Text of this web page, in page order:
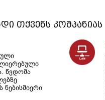
თქვენს კომპანიას
წვდომა